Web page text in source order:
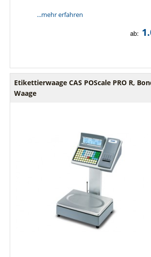
...mehr erfahren
ab:
Etikettierwaage CAS POScale PRO R,
Waage